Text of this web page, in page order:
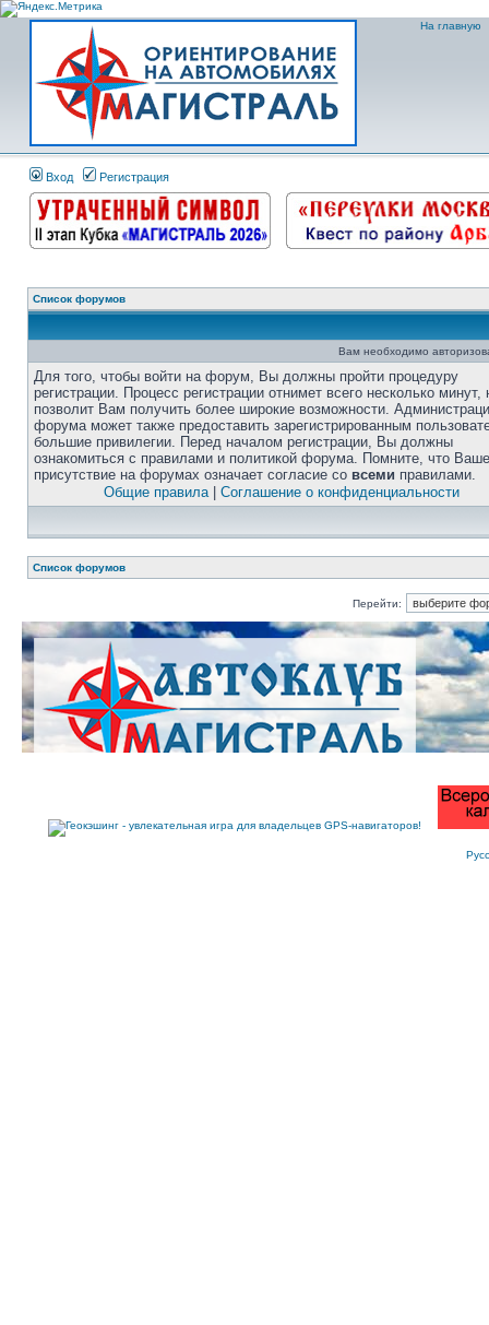
На главную
Вход Регистрация
Список форумов
Вам необходимо
Для того, чтобы войти на форум, Вы должны пройти процедуру
регистрации. Процесс регистрации отнимет всего несколько минут,
позволит Вам получить более широкие возможности.
форума может также предоставить зарегистрированным
большие привилегии. Перед началом регистрации, Вы должны
ознакомиться с правилами и политикой форума. Помните, что Ваше
присутствие на форумах означает согласие со всеми правилами.
Общие правила| Соглашение о конфиденциальности
Список форумов
Перейти: